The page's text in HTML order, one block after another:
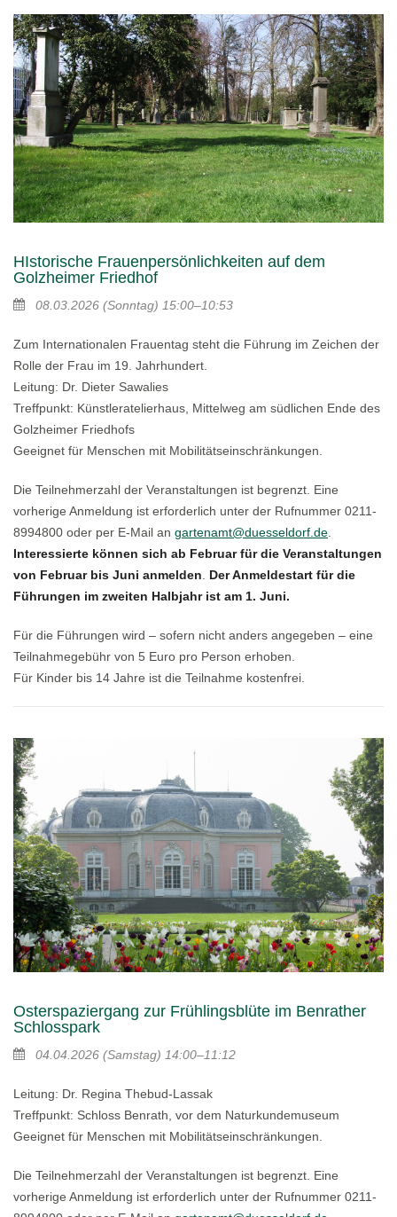
HIstorische Frauenpersönlichkeiten auf dem
Golzheimer Friedhof
08.03.2026 (Sonntag) 15:00–10:53
Zum Internationalen Frauentag steht die Führung im Zeichen der
Rolle der Frau im 19. Jahrhundert.
Leitung: Dr. Dieter Sawalies
Treffpunkt: Künstleratelierhaus, Mittelweg am südlichen Ende des
Golzheimer Friedhofs
Geeignet für Menschen mit Mobilitätseinschränkungen.
Die Teilnehmerzahl der Veranstaltungen ist begrenzt. Eine
vorherige Anmeldung ist erforderlich unter der Rufnummer 0211-
8994800 oder per E-Mail an gartenamt@duesseldorf.de
Interessierte können sich ab Februar für die Veranstaltungen
von Februar bis Juni anmelden
Der Anmeldestart für die
Führungen im zweiten Halbjahr ist am 1. Juni.
Für die Führungen wird – sofern nicht anders angegeben – eine
Teilnahmegebühr von 5 Euro pro Person erhoben.
Für Kinder bis 14 Jahre ist die Teilnahme kostenfrei.
Osterspaziergang zur Frühlingsblüte im Benrather
Schlosspark
04.04.2026 (Samstag) 14:00–11:12
Leitung: Dr. Regina Thebud-Lassak
Treffpunkt: Schloss Benrath, vor dem Naturkundemuseum
Geeignet für Menschen mit Mobilitätseinschränkungen.
Die Teilnehmerzahl der Veranstaltungen ist begrenzt. Eine
vorherige Anmeldung ist erforderlich unter der Rufnummer 0211-